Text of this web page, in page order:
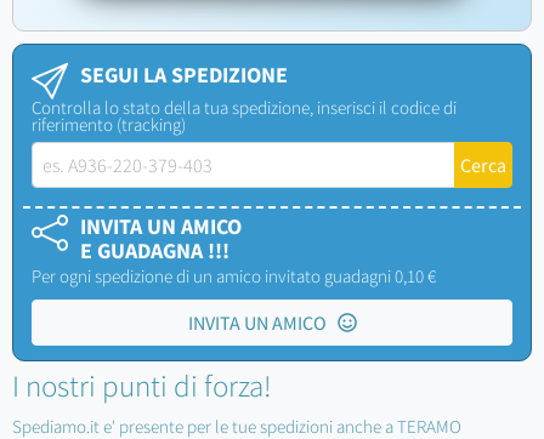
SEGUI LA SPEDIZIONE
Controlla lo stato della tua spedizione, inserisci il codice di
riferimento (tracking)
INVITA UN AMICO
E GUADAGNA !!!
Per ogni spedizione di un amico invitato guadagni 0,10 €
INVITA UN AMICO
I nostri punti di forza!
Spediamo.it e' presente per le tue spedizioni anche a TERAMO